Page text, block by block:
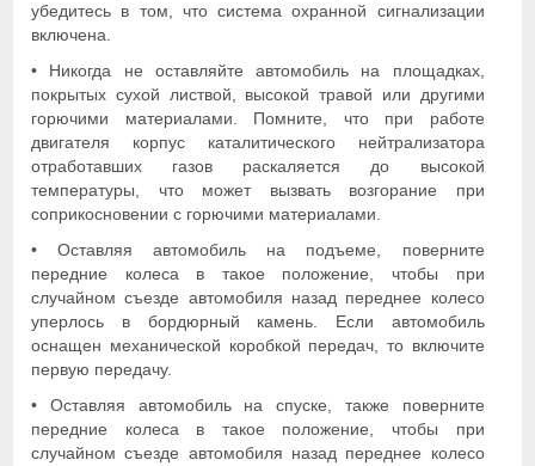
убедитесь в том, что система охранной сигнализации
включена.
• Никогда не оставляйте автомобиль на площадках,
покрытых сухой листвой, высокой травой или другими
горючими материалами. Помните, что при работе
двигателя корпус каталитического нейтрализатора
отработавших газов раскаляется до высокой
температуры, что может вызвать возгорание при
соприкосновении с горючими материалами.
• Оставляя автомобиль на подъеме, поверните
передние колеса в такое положение, чтобы при
случайном съезде автомобиля назад переднее колесо
уперлось в бордюрный камень. Если автомобиль
оснащен механической коробкой передач, то включите
первую передачу.
• Оставляя автомобиль на спуске, также поверните
передние колеса в такое положение, чтобы при
случайном съезде автомобиля назад переднее колесо